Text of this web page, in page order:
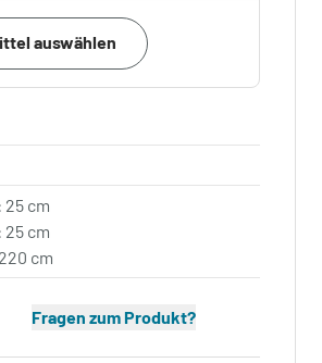
auswählen
cm
25 cm
cm
Fragen zum Produkt?